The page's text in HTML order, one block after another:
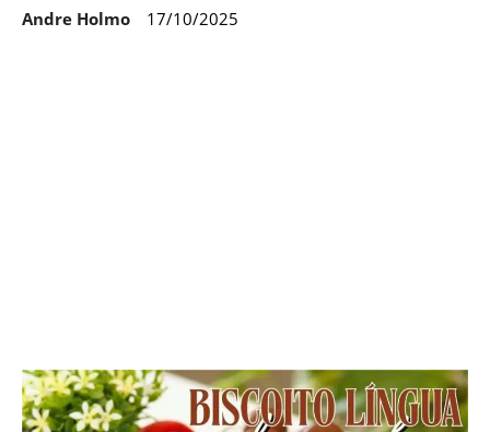
Andre Holmo 17/10/2025